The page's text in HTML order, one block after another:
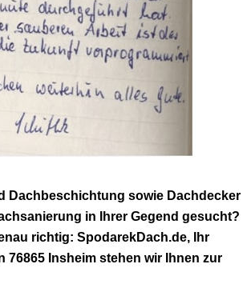
Dachbeschichtung sowie Dachdecker
in Ihrer Gegend gesucht?
richtig: SpodarekDach.de, Ihr
76865 Insheim stehen wir Ihnen zur